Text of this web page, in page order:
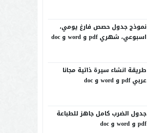
نموذج جدول حصص فارغ يومي،
اسبوعي، شهري pdf و word و doc
طريقة انشاء سيرة ذاتية مجانا
عربي pdf و word و doc
جدول الضرب كامل جاهز للطباعة
pdf و word و doc